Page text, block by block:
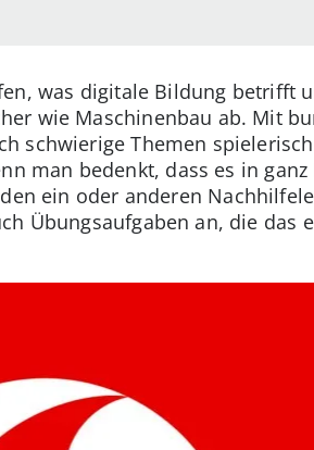
was digitale Bildung betrifft
wie Maschinenbau ab. Mit
schwierige Themen
man bedenkt, dass es in ganz
ein oder anderen
Übungsaufgaben an, die das